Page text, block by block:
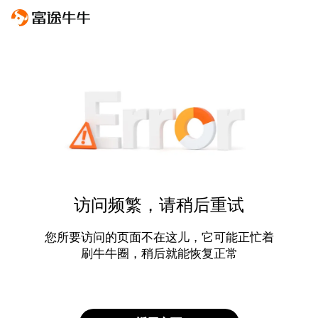
访问频繁，请稍后重试
您所要访问的页面不在这儿，它可能正忙着
刷牛牛圈，稍后就能恢复正常